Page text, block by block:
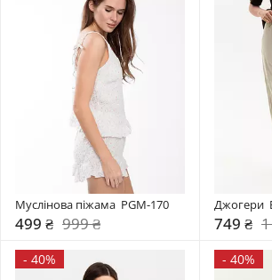
Муслінова піжама  PGM-170
499 ₴ 999 ₴
Джогери
749 ₴
- 40% - 40%